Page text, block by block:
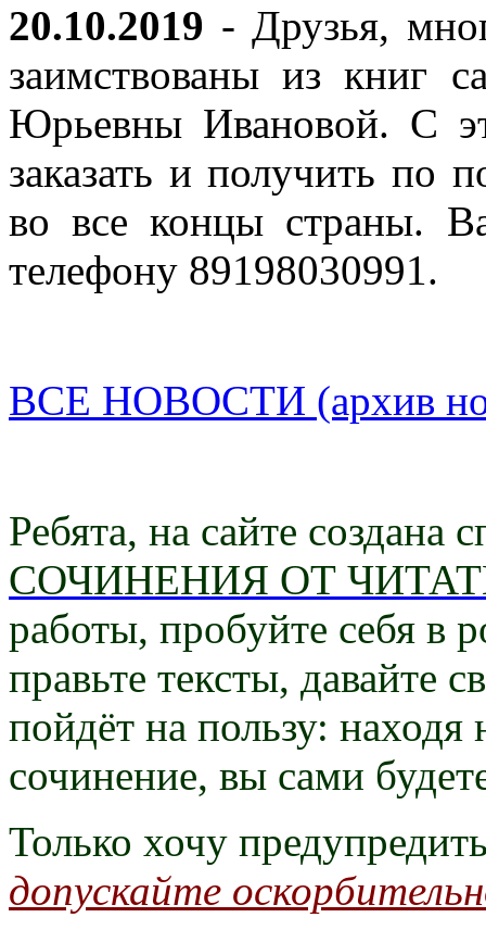
20.10.2019 - Друзья,
заимствованы из книг
Юрьевны Ивановой. С
заказать и получить по
во все концы страны.
телефону 89198030991.
ВСЕ НОВОСТИ (архив
Ребята, на сайте создана
СОЧИНЕНИЯ ОТ
работы, пробуйте себя в
правьте тексты, давайте
пойдёт на пользу:
сочинение, вы сами
Только хочу
допускайте